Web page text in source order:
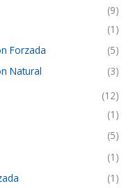
(9)
(1)
Forzada
(5)
Natural
(3)
(12)
(1)
(5)
(1)
(1)